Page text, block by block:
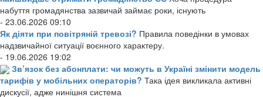
набуття громадянства зазвичай займає роки, існують
- 23.06.2026 09:10
Як діяти при повітряній тревозі? Правила поведінки в умовах
надзвичайної ситуації воєнного характеру.
- 19.06.2026 19:02
Зв’язок без абонплати: чи можуть в Україні змінити модель
тарифів у мобільних операторів? Така ідея викликала активні
дискусії, адже нинішня система